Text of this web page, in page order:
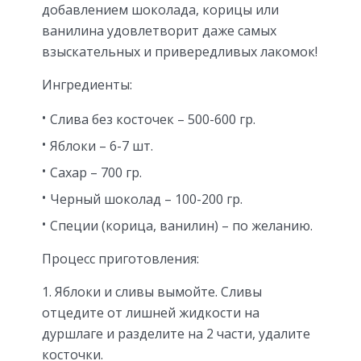
добавлением шоколада, корицы или
ванилина удовлетворит даже самых
взыскательных и привередливых лакомок!
Ингредиенты:
Слива без косточек – 500-600 гр.
Яблоки – 6-7 шт.
Сахар – 700 гр.
Черный шоколад – 100-200 гр.
Специи (корица, ванилин) – по желанию.
Процесс приготовления:
Яблоки и сливы вымойте. Сливы
отцедите от лишней жидкости на
дуршлаге и разделите на 2 части, удалите
косточки.